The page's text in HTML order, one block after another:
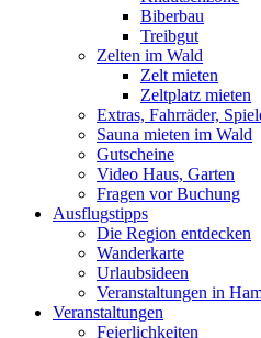
Biberbau
Treibgut
Zelten im Wald
Zelt mieten
Zeltplatz mieten
Extras, Fahrräder,
Sauna mieten im Wald
Gutscheine
Video Haus, Garten
Fragen vor Buchung
Ausflugstipps
Die Region entdecken
Wanderkarte
Urlaubsideen
Veranstaltungen in
Veranstaltungen
Feierlichkeiten